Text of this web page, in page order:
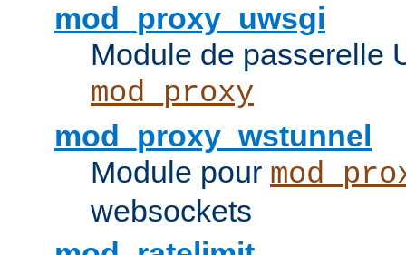
mod_proxy_uwsgi
Module de passerelle
mod_proxy
mod_proxy_wstunnel
Module pour
websockets